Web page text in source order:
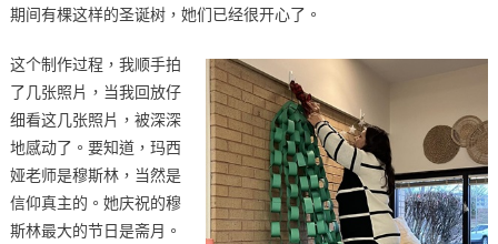
期间有棵这样的圣诞树，她们已经很开心了。
这个制作过程，我顺手拍
了几张照片，当我回放仔
细看这几张照片，被深深
地感动了。要知道，玛西
娅老师是穆斯林，当然是
信仰真主的。她庆祝的穆
斯林最大的节日是斋月。